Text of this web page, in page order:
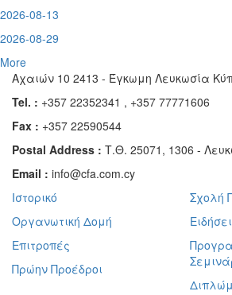
2026-08-13
2026-08-29
More
Αχαιών 10 2413 - Έγκωμη Λευκωσία
Tel. : +357 22352341 , +357 77771606
Fax : +357 22590544
Postal Address : Τ.Θ. 25071, 1306 -
Email : info@cfa.com.cy
Ιστορικό
Οργανωτική Δομή
Επιτροπές
Πρώην Προέδροι
Σχολή